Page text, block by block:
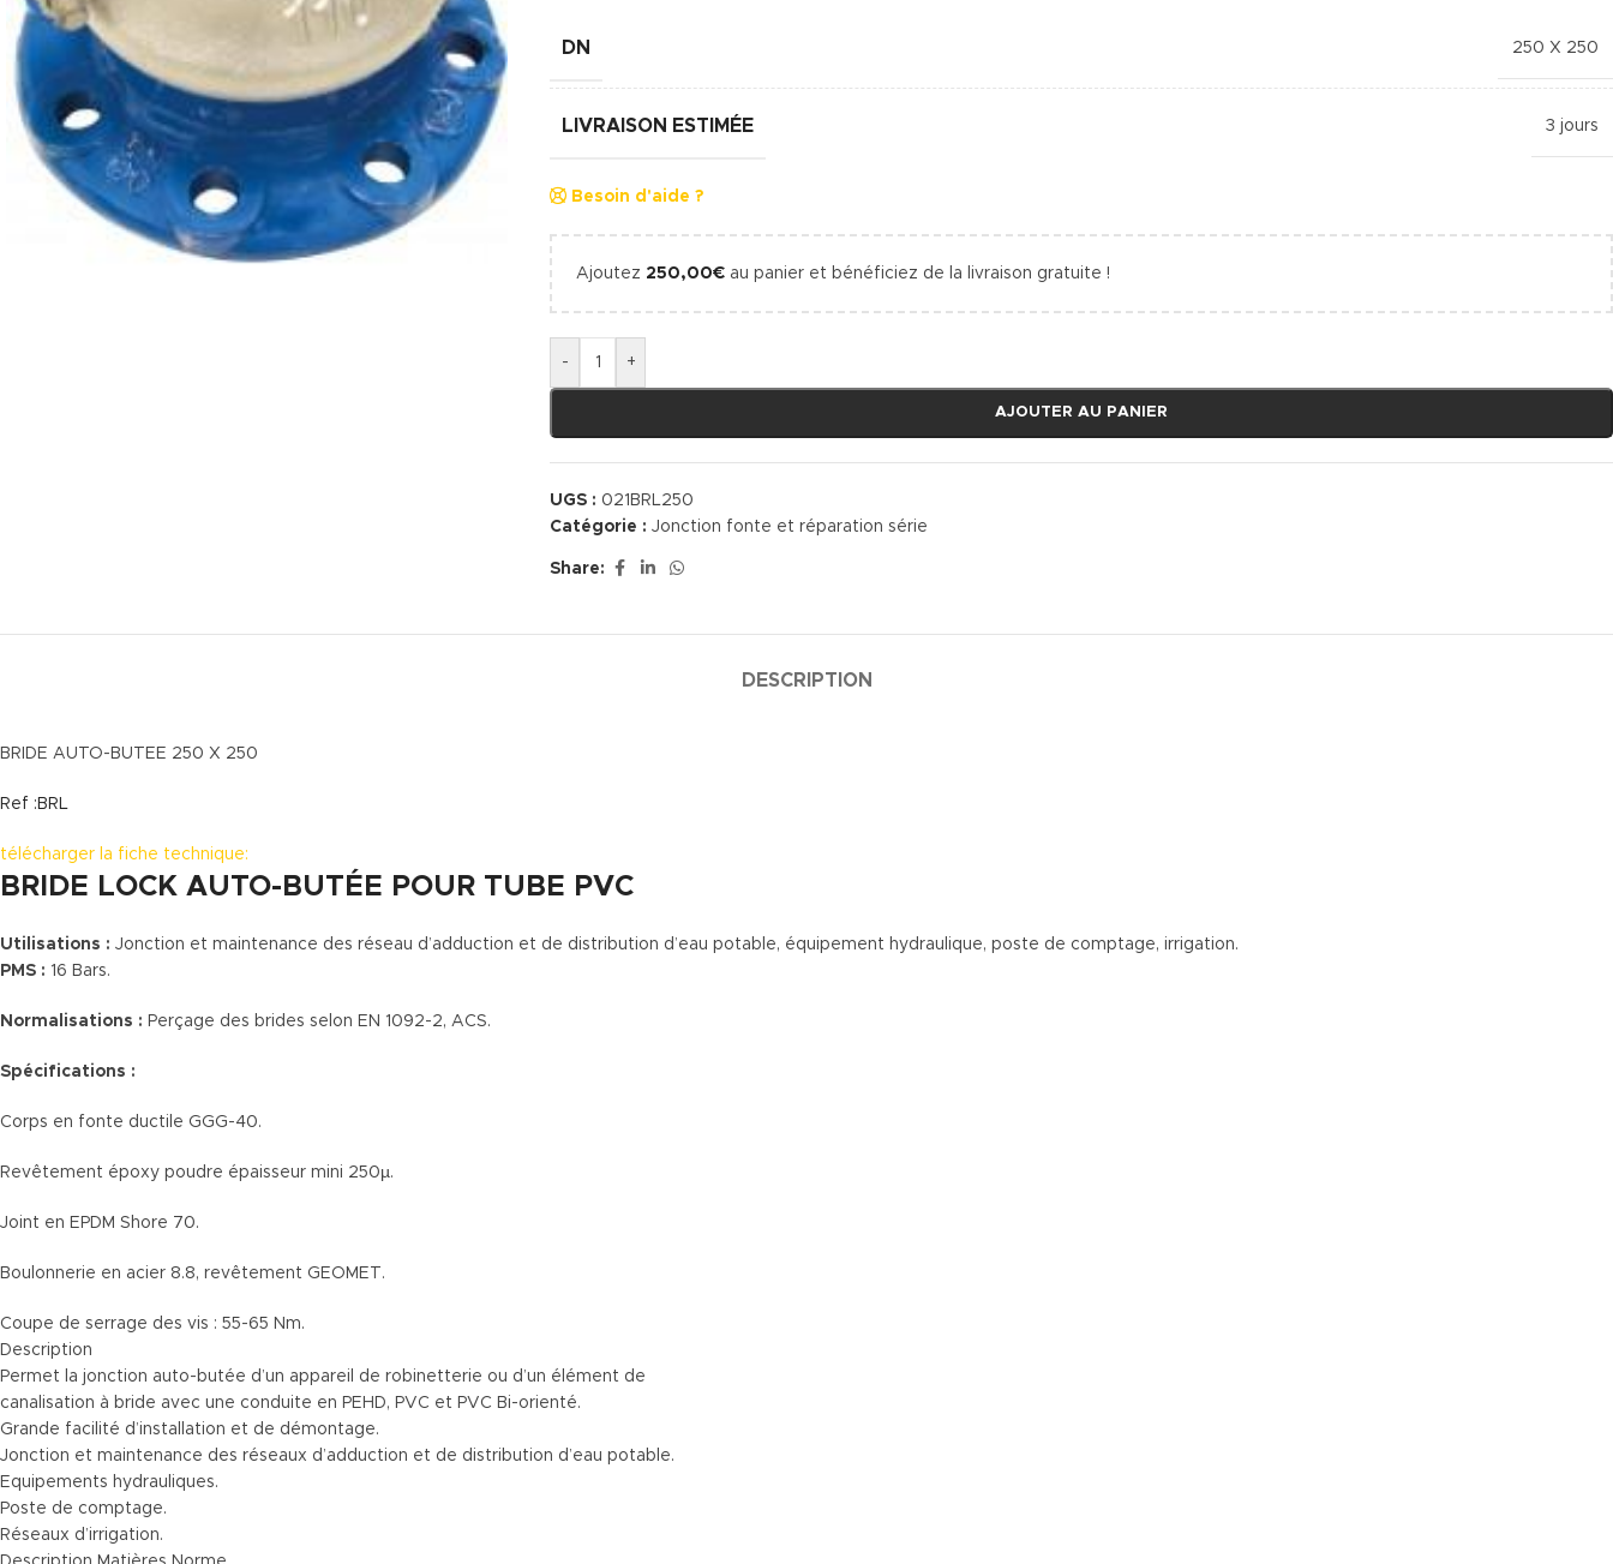
DN 250 X 250
LIVRAISON ESTIMÉE 3 jours
Besoin d'aide ?
Ajoutez 250,00€ au panier et bénéficiez de la livraison gratuite !
- +
AJOUTER AU PANIER
UGS : 021BRL250
Catégorie : Jonction fonte et réparation série
Share:
DESCRIPTION
BRIDE AUTO-BUTEE 250 X 250
Ref :BRL
télécharger la fiche technique:
BRIDE LOCK AUTO-BUTÉE POUR TUBE PVC
Utilisations : Jonction et maintenance des réseau d’adduction et de distribution d’eau potable, équipement hydraulique, poste de comptage, irrigation.
PMS : 16 Bars.
Normalisations : Perçage des brides selon EN 1092-2, ACS.
Spécifications :
Corps en fonte ductile GGG-40.
Revêtement époxy poudre épaisseur mini 250µ.
Joint en EPDM Shore 70.
Boulonnerie en acier 8.8, revêtement GEOMET.
Coupe de serrage des vis : 55-65 Nm.
Description
Permet la jonction auto-butée d’un appareil de robinetterie ou d’un élément de
canalisation à bride avec une conduite en PEHD, PVC et PVC Bi-orienté.
Grande facilité d’installation et de démontage.
Jonction et maintenance des réseaux d’adduction et de distribution d’eau potable.
Equipements hydrauliques.
Poste de comptage.
Réseaux d’irrigation.